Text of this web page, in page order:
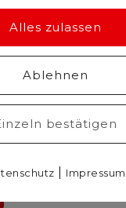
im
an jenem
can only be
Alles zulassen
Ablehnen
bestätigen
Impressum